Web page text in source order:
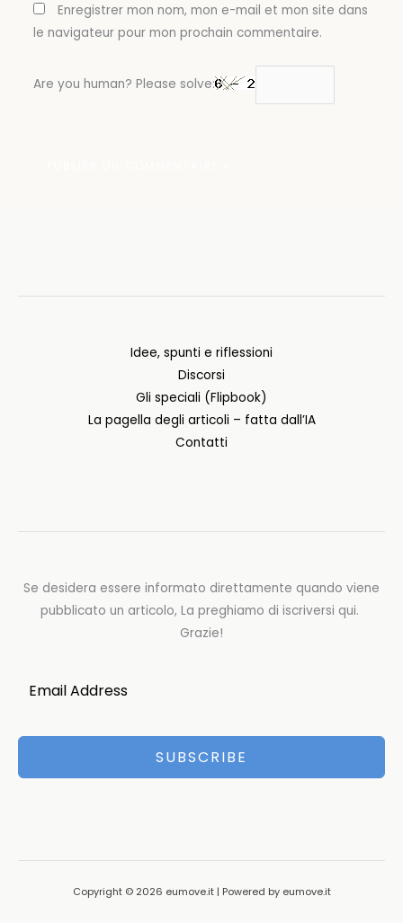
Enregistrer mon nom, mon e-mail et mon site dans
le navigateur pour mon prochain commentaire.
Are you human? Please solve:
Idee, spunti e riflessioni
Discorsi
Gli speciali (Flipbook)
La pagella degli articoli – fatta dall’IA
Contatti
Se desidera essere informato direttamente quando viene
pubblicato un articolo, La preghiamo di iscriversi qui.
Grazie!
SUBSCRIBE
Copyright © 2026 eumove.it | Powered by eumove.it